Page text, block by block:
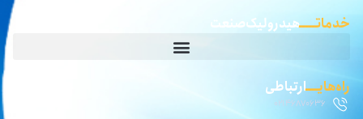
خدماتـــــهیدرولیک صنعت
راه‌هایــــارتباطی
02146870636